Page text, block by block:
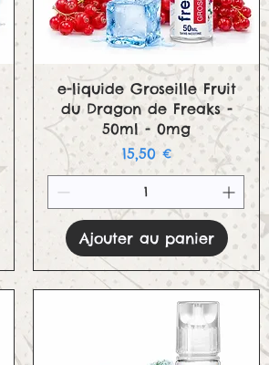
Aperçu rapide
e-liquide Groseille Fruit
du Dragon de Freaks -
50ml - 0mg
Prix
15,50 €
Ajouter au panier